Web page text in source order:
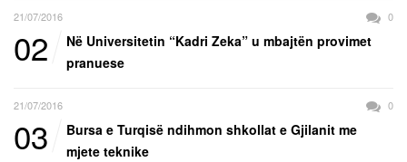
21/07/2016 0
02
Në Universitetin “Kadri Zeka” u mbajtën provimet
pranuese
21/07/2016 0
03
Bursa e Turqisë ndihmon shkollat e Gjilanit me
mjete teknike